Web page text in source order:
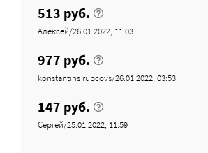
513 руб.
Алексей/26.01.2022, 11:03
977 руб.
konstantins rubcovs/26.01.2022, 03:53
147 руб.
Сергей/25.01.2022, 11:59